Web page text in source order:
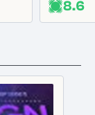
Paris8.6